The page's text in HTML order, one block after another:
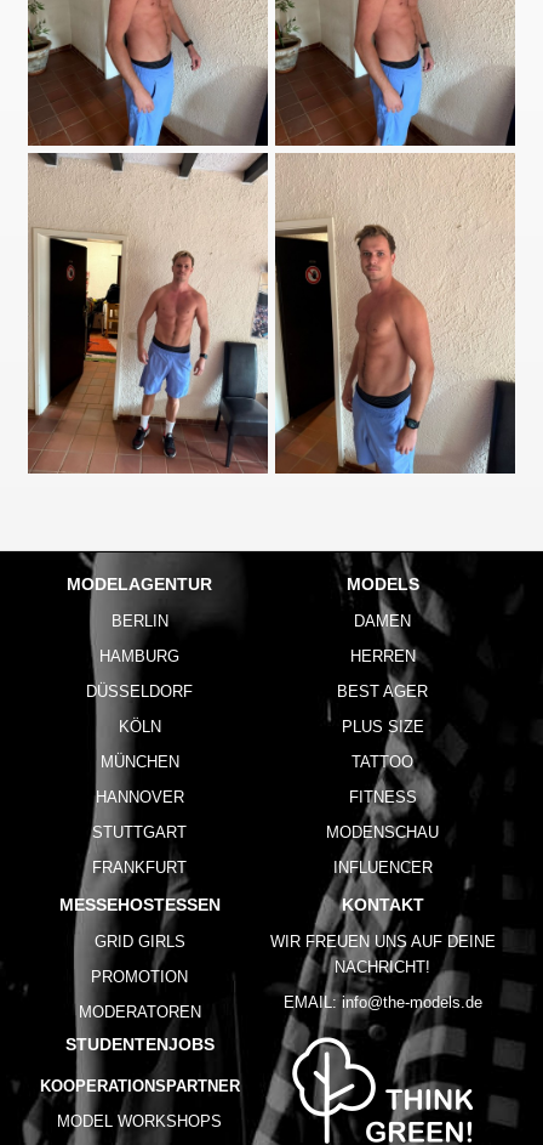
MODELAGENTUR
BERLIN
HAMBURG
DÜSSELDORF
KÖLN
MÜNCHEN
HANNOVER
STUTTGART
FRANKFURT
MODELS
DAMEN
HERREN
BEST AGER
PLUS SIZE
TATTOO
FITNESS
MODENSCHAU
INFLUENCER
MESSEHOSTESSEN
GRID GIRLS
PROMOTION
MODERATOREN
STUDENTENJOBS
KOOPERATIONSPARTNER
MODEL WORKSHOPS
KONTAKT
WIR FREUEN UNS AUF DEINE
NACHRICHT!
EMAIL: info@the-models.de